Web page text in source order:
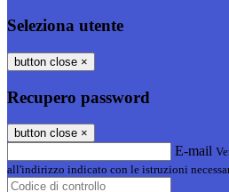
Seleziona utente
button close ×
Recupero password
button close ×
E-mail
all'indirizzo indicato con le istruzioni